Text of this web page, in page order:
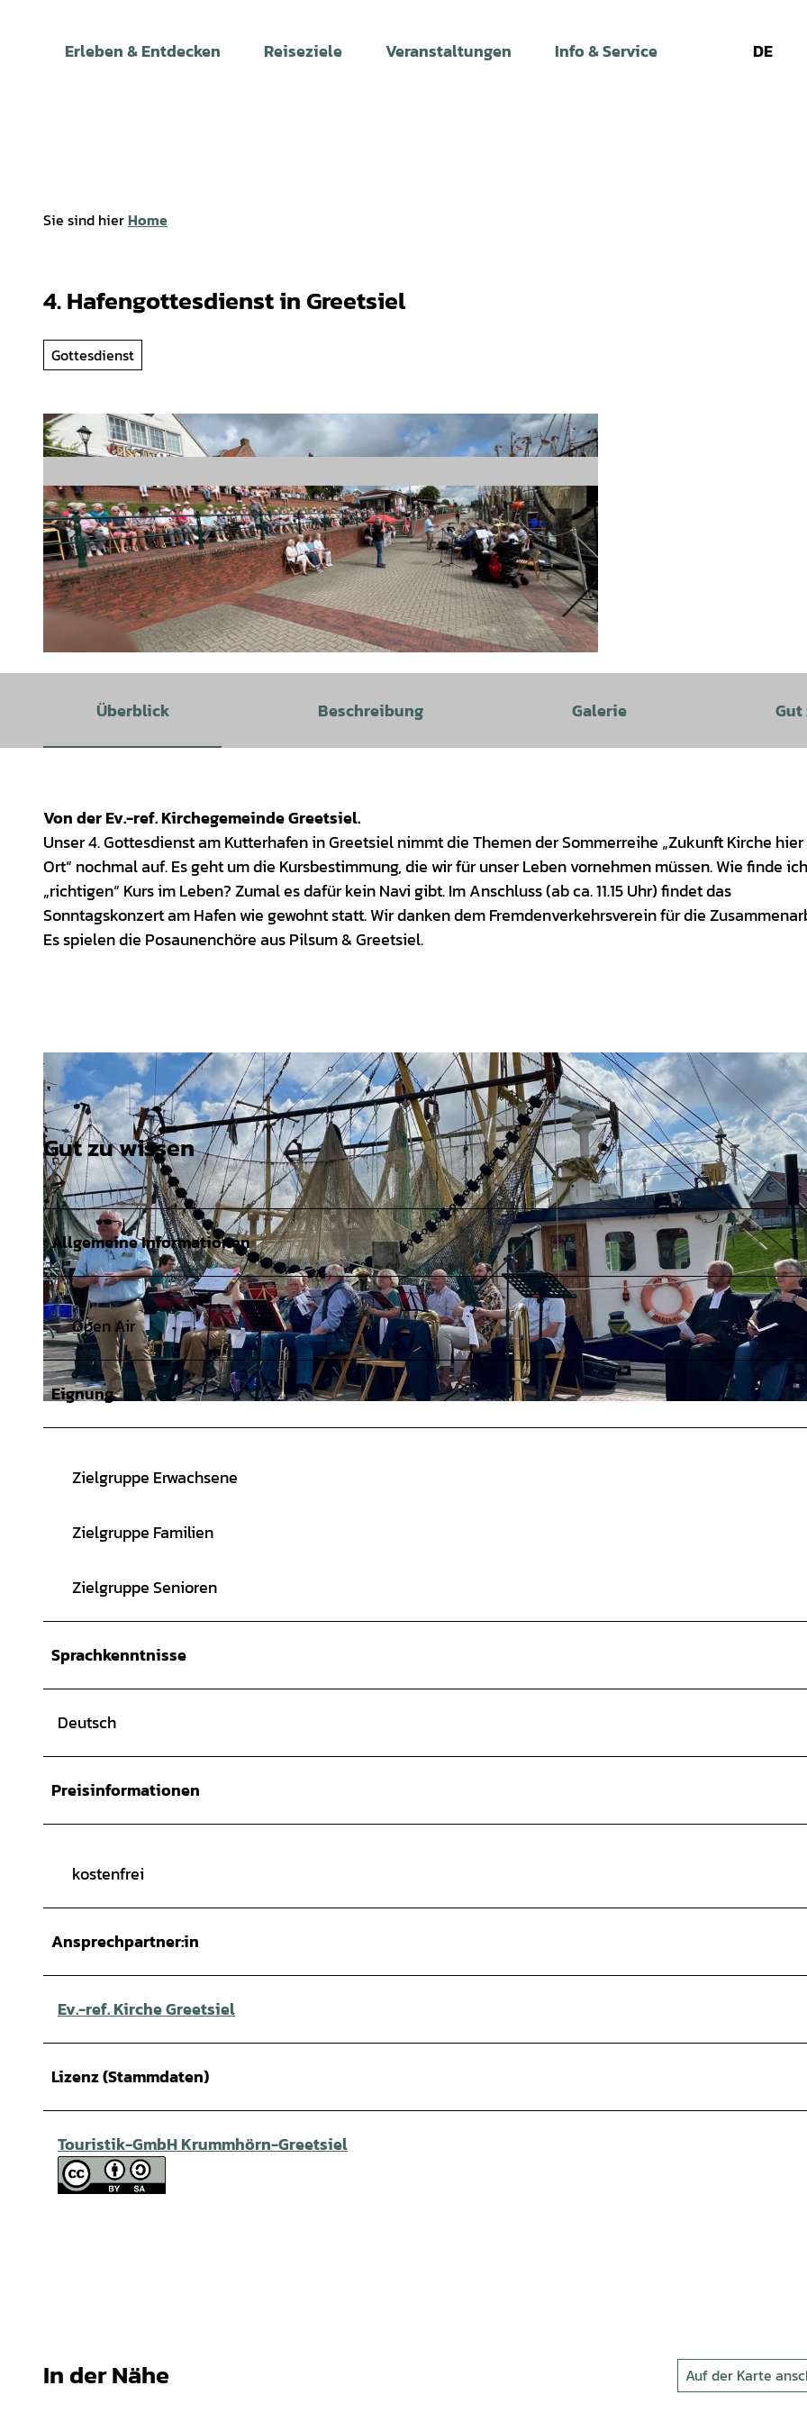
Erleben & Entdecken Reiseziele Veranstaltungen Info & Service DE
Sie sind hierHome
4. Hafengottesdienst in Greetsiel
Gottesdienst
Überblick Beschreibung Galerie Gut
Von der Ev.-ref. Kirchegemeinde Greetsiel.
Unser 4. Gottesdienst am Kutterhafen in Greetsiel nimmt die Themen der Sommerreihe „Zukunft Kirche
Ort“ nochmal auf. Es geht um die Kursbestimmung, die wir für unser Leben vornehmen müssen. Wie finde
„richtigen“ Kurs im Leben? Zumal es dafür kein Navi gibt. Im Anschluss (ab ca. 11.15 Uhr) findet das
Sonntagskonzert am Hafen wie gewohnt statt. Wir danken dem Fremdenverkehrsverein für die
Es spielen die Posaunenchöre aus Pilsum & Greetsiel.
Gut zu wissen
Allgemeine Informationen
Open Air
Eignung
Zielgruppe Erwachsene
Zielgruppe Familien
Zielgruppe Senioren
Sprachkenntnisse
Deutsch
Preisinformationen
kostenfrei
Ansprechpartner:in
Ev.-ref. Kirche Greetsiel
Lizenz (Stammdaten)
Touristik-GmbH Krummhörn-Greetsiel
In der Nähe Auf der Karte